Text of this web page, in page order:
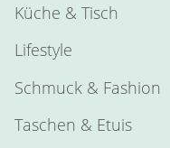
Küche & Tisch
Lifestyle
Schmuck & Fashion
Taschen & Etuis